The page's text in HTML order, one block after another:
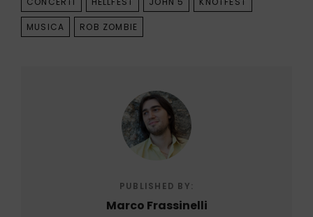
MUSICA ROB ZOMBIE
PUBLISHED BY:
Marco Frassinelli